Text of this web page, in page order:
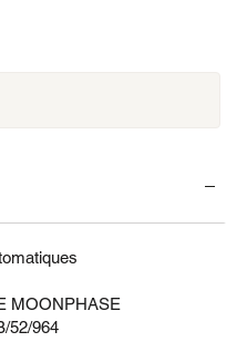
MOONPHASE
52/964